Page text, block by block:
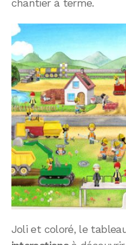
chantier à terme.
Joli et coloré, le